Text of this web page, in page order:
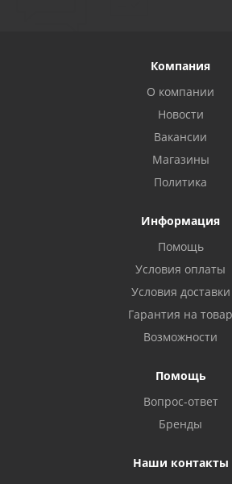
Компания
О компании
Новости
Вакансии
Магазины
Политика
Информация
Помощь
Условия оплаты
Условия доставки
Гарантия на товар
Возможности
Помощь
Вопрос-ответ
Бренды
Наши контакты